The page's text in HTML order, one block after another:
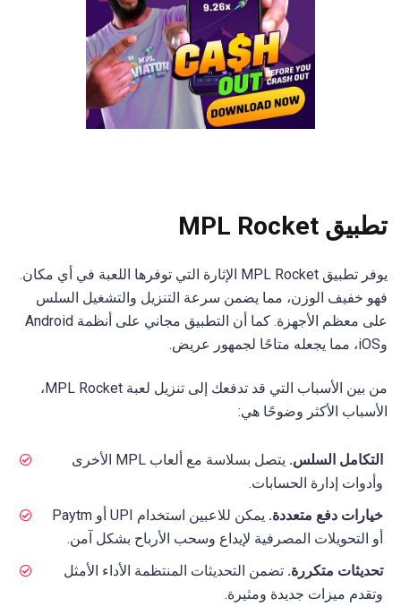
تطبيق MPL Rocket
يوفر تطبيق MPL Rocket الإثارة التي توفرها اللعبة في أي مكان.
فهو خفيف الوزن، مما يضمن سرعة التنزيل والتشغيل السلس
على معظم الأجهزة. كما أن التطبيق مجاني على أنظمة Android
وiOS، مما يجعله متاحًا لجمهور عريض.
من بين الأسباب التي قد تدفعك إلى تنزيل لعبة MPL Rocket،
الأسباب الأكثر وضوحًا هي:
التكامل السلس.
يتصل بسلاسة مع ألعاب MPL الأخرى
وأدوات إدارة الحسابات.
خيارات دفع متعددة.
يمكن للاعبين استخدام UPI أو Paytm
أو التحويلات المصرفية لإيداع وسحب الأرباح بشكل آمن.
تحديثات متكررة. تضمن التحديثات المنتظمة الأداء الأمثل
وتقدم ميزات جديدة ومثيرة.